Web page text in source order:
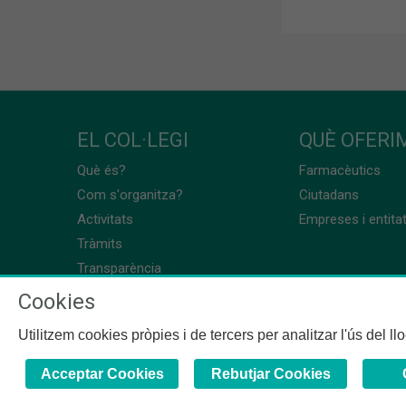
EL COL·LEGI
Què és?
Com s'organitza?
Activitats
Tràmits
Transparència
QUÈ
Farmacèutics
Ciutadans
Empreses i
Cookies
Utilitzem cookies pròpies i de tercers per analitzar l'ús del
Acceptar Cookies Rebutjar Cookies